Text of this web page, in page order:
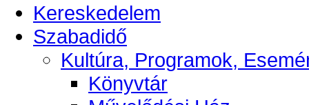
Kereskedelem
Szabadidő
Kultúra, Programok,
Könyvtár